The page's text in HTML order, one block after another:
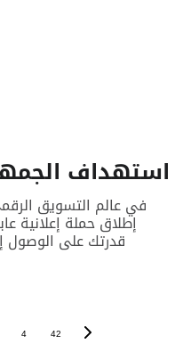
استهداف
في عالم التسويق
إطلاق حملة إعلانية
قدرتك على
4 42